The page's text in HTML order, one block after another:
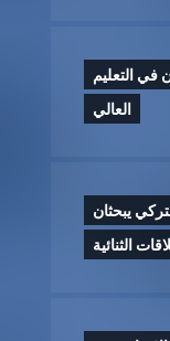
في التعليم
العالي
يبحثان
الثنائية